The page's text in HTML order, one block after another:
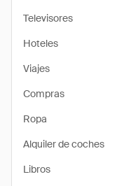
Televisores
Hoteles
Viajes
Compras
Ropa
Alquiler de coches
Libros